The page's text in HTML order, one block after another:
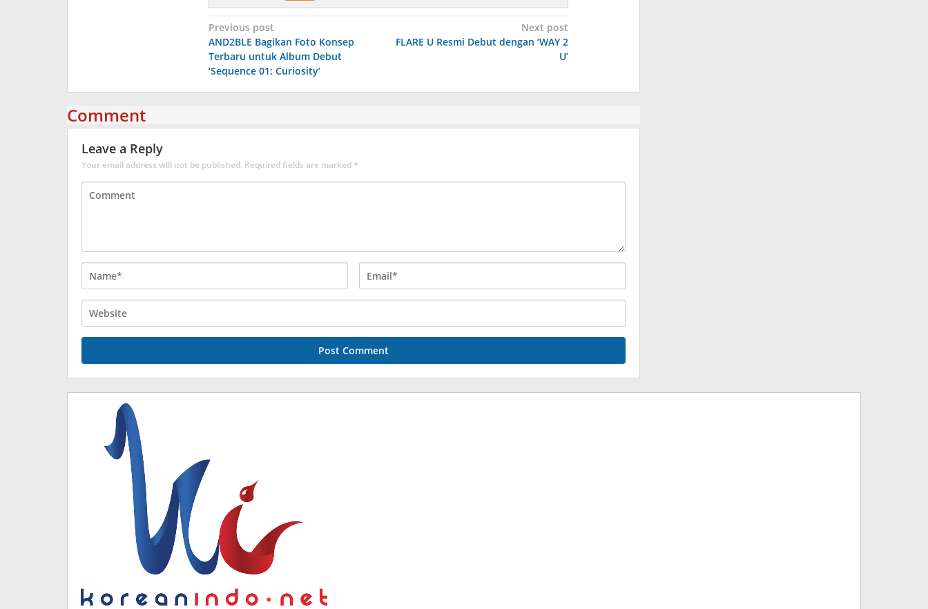
Post
navigation
Previous post
AND2BLE Bagikan Foto Konsep
Terbaru untuk Album Debut
‘Sequence 01: Curiosity’
Next post
FLARE U Resmi Debut dengan ‘WAY 2
U’
Comment
Leave a Reply
Your email address will not be published. Required fields are marked*